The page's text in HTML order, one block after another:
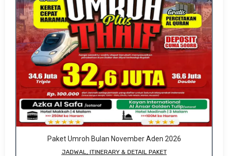
Paket Umroh Bulan November Aden 2026
JADWAL, ITINERARY & DETAIL PAKET